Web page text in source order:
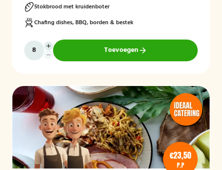
Stokbrood met kruidenboter
Chafing dishes, BBQ, borden & bestek
Toevoegen
€23,50
P.P